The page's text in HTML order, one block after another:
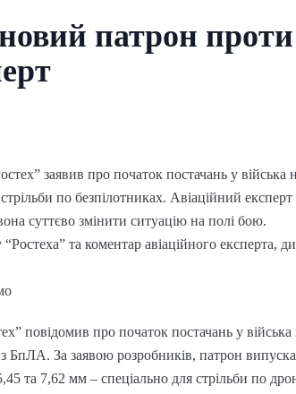
патрон
заявив про початок постачань у війська
по безпілотниках. Авіаційний
суттєво змінити ситуацію на полі бою.
та коментар авіаційного експерта,
повідомив про початок постачань у
БпЛА. За заявою розробників, патрон
та 7,62 мм – спеціально для стрільби по